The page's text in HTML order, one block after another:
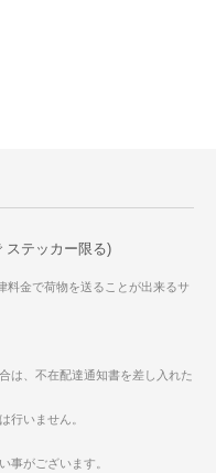
テッカー限る)
料金で荷物を送ることが出来るサ
は、不在配達通知書を差し入れた
行いません。
事がございます。